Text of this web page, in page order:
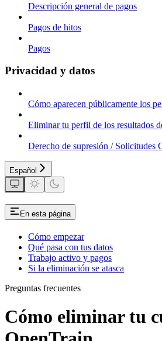
Descripción general de pagos
Pagos de hitos
Pagos
Privacidad y datos
Cómo aparecen públicamente los
Eliminar tu perfil de los resultados
Derecho de supresión / Solicitudes
Español
En esta página
Cómo empezar
Qué pasa con tus datos
Trabajo activo y pagos
Si la eliminación se atasca
Preguntas frecuentes
Cómo eliminar tu